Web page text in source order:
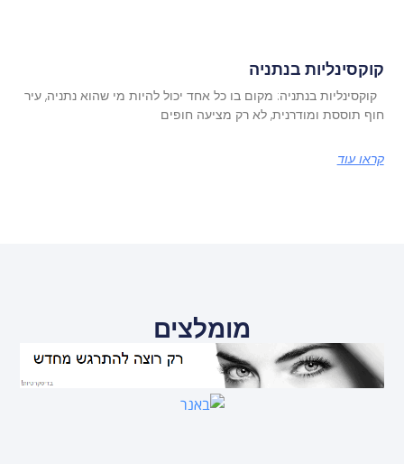
קוקסינליות בנתניה
קוקסינליות בנתניה: מקום בו כל אחד יכול להיות מי שהוא נתניה, עיר
חוף תוססת ומודרנית, לא רק מציעה חופים
קראו עוד
מומלצים